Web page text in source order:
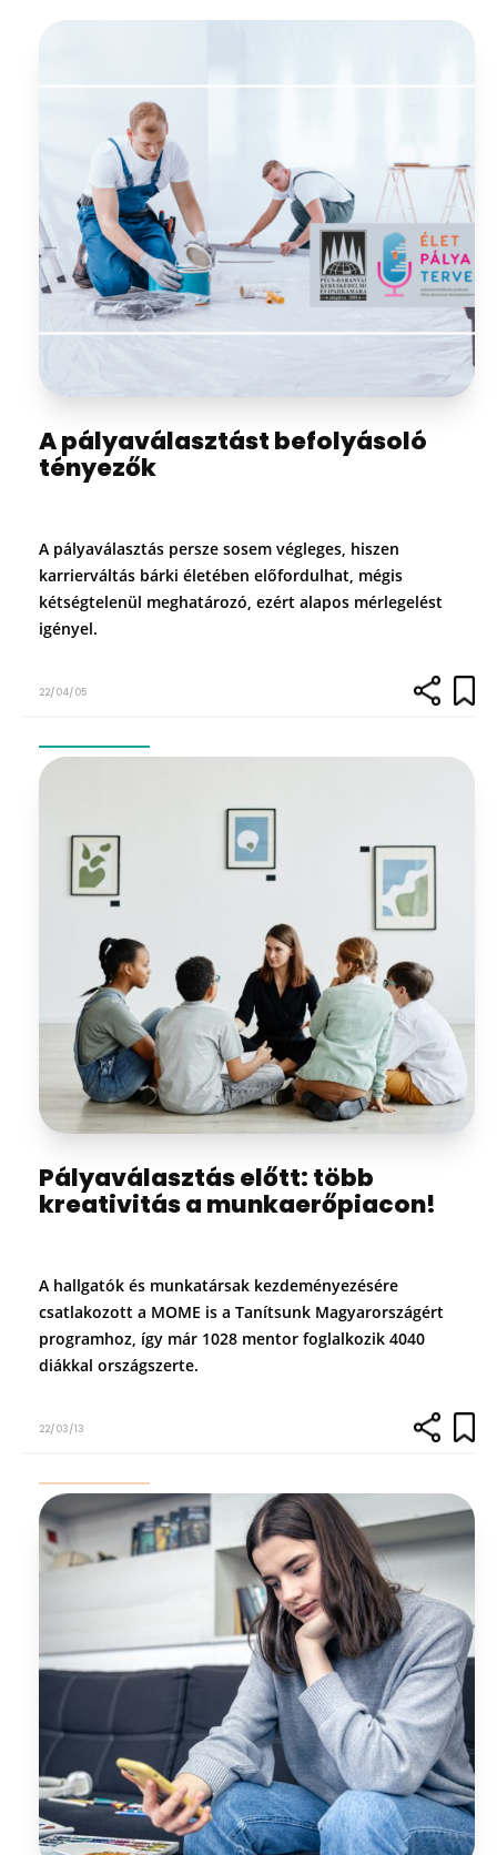
A pályaválasztást befolyásoló
tényezők
A pályaválasztás persze sosem végleges, hiszen
karrierváltás bárki életében előfordulhat, mégis
kétségtelenül meghatározó, ezért alapos mérlegelést
igényel.
22/04/05
Pályaválasztás előtt: több
kreativitás a munkaerőpiacon!
A hallgatók és munkatársak kezdeményezésére
csatlakozott a MOME is a Tanítsunk Magyarországért
programhoz, így már 1028 mentor foglalkozik 4040
diákkal országszerte.
22/03/13